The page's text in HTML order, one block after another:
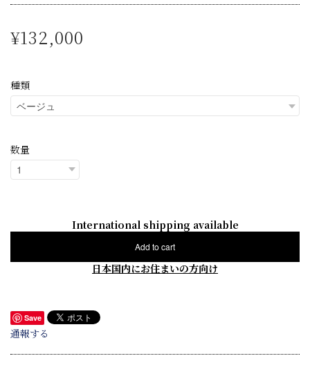
¥132,000
種類
数量
International shipping available
Add to cart
日本国内にお住まいの方向け
Save
通報する